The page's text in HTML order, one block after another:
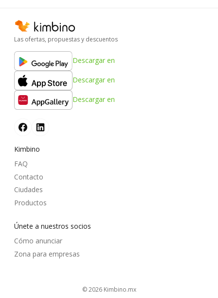
Las ofertas, propuestas y descuentos
Descargar en
Descargar en
Descargar en
Kimbino
FAQ
Contacto
Ciudades
Productos
Únete a nuestros socios
Cómo anunciar
Zona para empresas
© 2026 kimbino.mx